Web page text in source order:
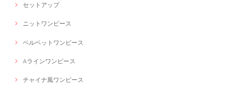
セットアップ
ニットワンピース
ベルベットワンピース
Aラインワンピース
チャイナ風ワンピース